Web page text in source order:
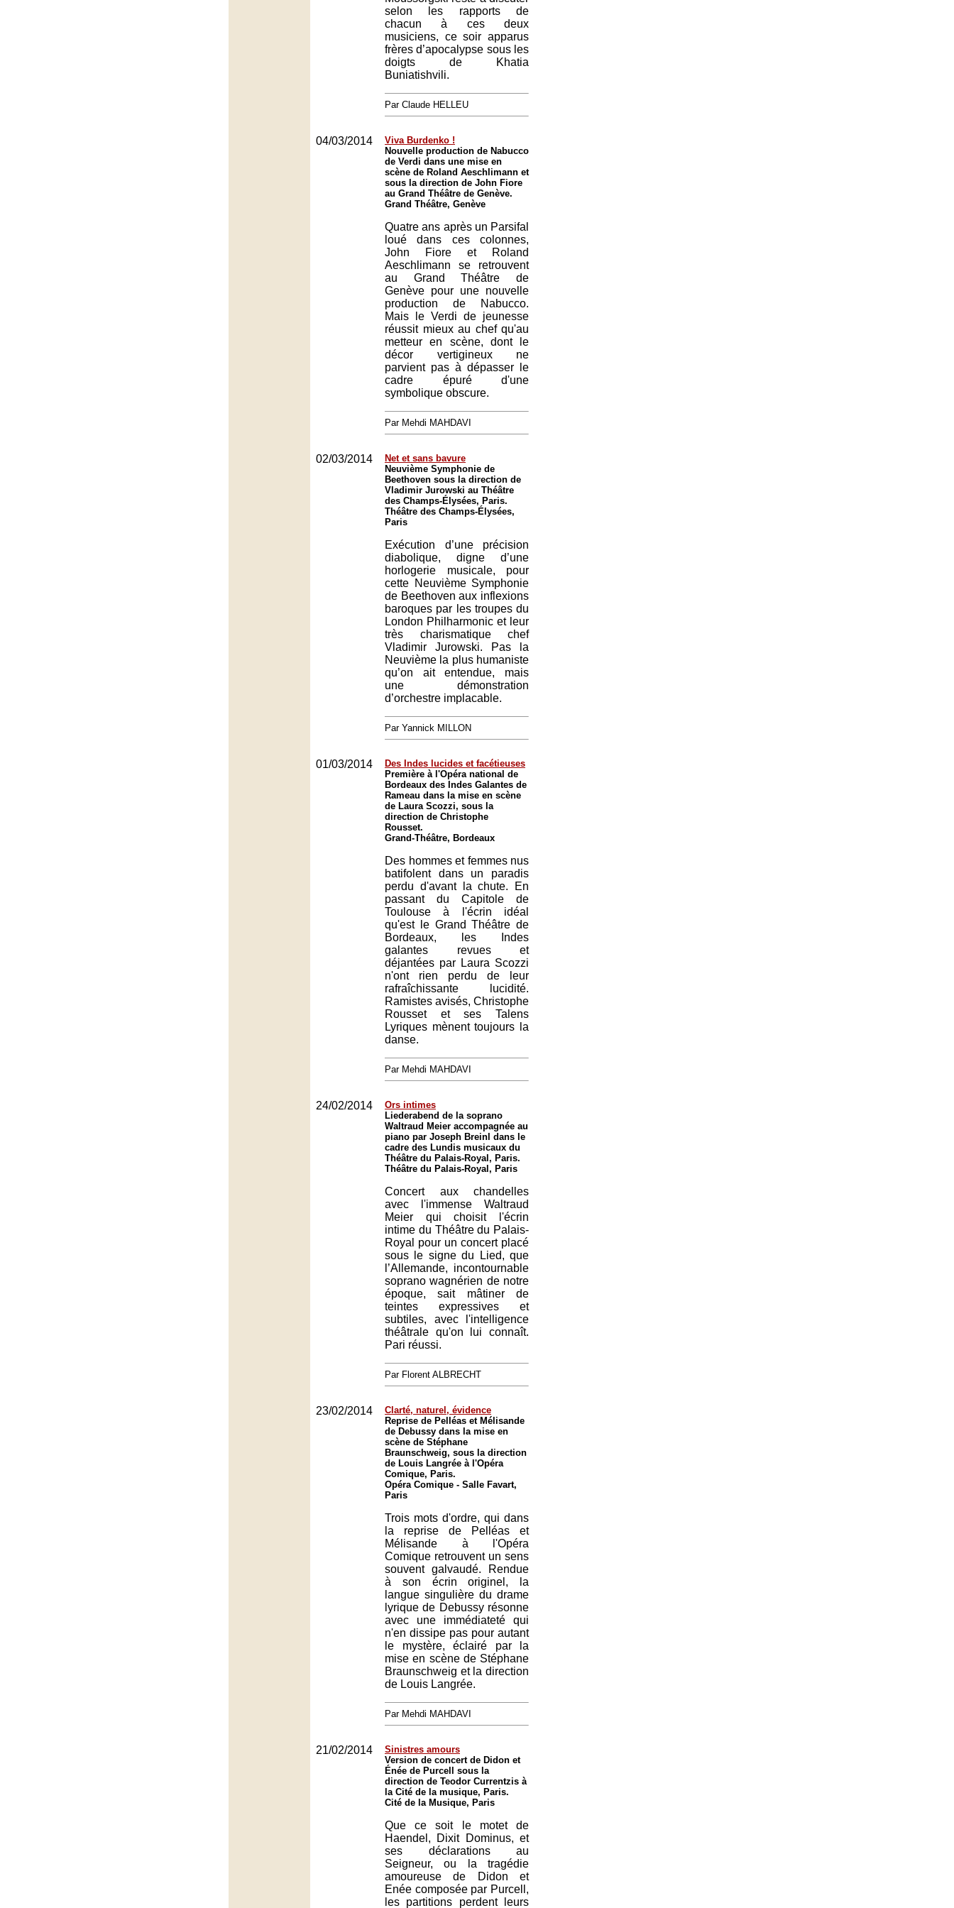
selon les rapports de
chacun à ces deux
musiciens, ce soir apparus
frères d’apocalypse sous les
doigts de Khatia
Buniatishvili.
Par Claude HELLEU
04/03/2014
Viva Burdenko !
Nouvelle production de Nabucco
de Verdi dans une mise en
scène de Roland Aeschlimann et
sous la direction de John Fiore
au Grand Théâtre de Genève.
Grand Théâtre, Genève
Quatre ans après un Parsifal
loué dans ces colonnes,
John Fiore et Roland
Aeschlimann se retrouvent
au Grand Théâtre de
Genève pour une nouvelle
production de Nabucco.
Mais le Verdi de jeunesse
réussit mieux au chef qu'au
metteur en scène, dont le
décor vertigineux ne
parvient pas à dépasser le
cadre épuré d'une
symbolique obscure.
Par Mehdi MAHDAVI
02/03/2014
Net et sans bavure
Neuvième Symphonie de
Beethoven sous la direction de
Vladimir Jurowski au Théâtre
des Champs-Élysées, Paris.
Théâtre des Champs-Élysées,
Paris
Exécution d’une précision
diabolique, digne d’une
horlogerie musicale, pour
cette Neuvième Symphonie
de Beethoven aux inflexions
baroques par les troupes du
London Philharmonic et leur
très charismatique chef
Vladimir Jurowski. Pas la
Neuvième la plus humaniste
qu’on ait entendue, mais
une démonstration
d’orchestre implacable.
Par Yannick MILLON
01/03/2014
Des Indes lucides et facétieuses
Première à l'Opéra national de
Bordeaux des Indes Galantes de
Rameau dans la mise en scène
de Laura Scozzi, sous la
direction de Christophe
Rousset.
Grand-Théâtre, Bordeaux
Des hommes et femmes nus
batifolent dans un paradis
perdu d'avant la chute. En
passant du Capitole de
Toulouse à l'écrin idéal
qu'est le Grand Théâtre de
Bordeaux, les Indes
galantes revues et
déjantées par Laura Scozzi
n'ont rien perdu de leur
rafraîchissante lucidité.
Ramistes avisés, Christophe
Rousset et ses Talens
Lyriques mènent toujours la
danse.
Par Mehdi MAHDAVI
24/02/2014
Ors intimes
Liederabend de la soprano
Waltraud Meier accompagnée au
piano par Joseph Breinl dans le
cadre des Lundis musicaux du
Théâtre du Palais-Royal, Paris.
Théâtre du Palais-Royal, Paris
Concert aux chandelles
avec l'immense Waltraud
Meier qui choisit l'écrin
intime du Théâtre du Palais-
Royal pour un concert placé
sous le signe du Lied, que
l’Allemande, incontournable
soprano wagnérien de notre
époque, sait mâtiner de
teintes expressives et
subtiles, avec l'intelligence
théâtrale qu'on lui connaît.
Pari réussi.
Par Florent ALBRECHT
23/02/2014
Clarté, naturel, évidence
Reprise de Pelléas et Mélisande
de Debussy dans la mise en
scène de Stéphane
Braunschweig, sous la direction
de Louis Langrée à l'Opéra
Comique, Paris.
Opéra Comique - Salle Favart,
Paris
Trois mots d'ordre, qui dans
la reprise de Pelléas et
Mélisande à l'Opéra
Comique retrouvent un sens
souvent galvaudé. Rendue
à son écrin originel, la
langue singulière du drame
lyrique de Debussy résonne
avec une immédiateté qui
n'en dissipe pas pour autant
le mystère, éclairé par la
mise en scène de Stéphane
Braunschweig et la direction
de Louis Langrée.
Par Mehdi MAHDAVI
21/02/2014
Sinistres amours
Version de concert de Didon et
Énée de Purcell sous la
direction de Teodor Currentzis à
la Cité de la musique, Paris.
Cité de la Musique, Paris
Que ce soit le motet de
Haendel, Dixit Dominus, et
ses déclarations au
Seigneur, ou la tragédie
amoureuse de Didon et
Enée composée par Purcell,
les partitions perdent leurs